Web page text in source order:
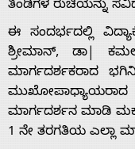
ತಿಂಡಿಗಳ ರುಚಿಯನ್ನು
ಈ ಸಂದರ್ಭದಲ್ಲಿ
ಶ್ರೀಮಾನ್, ಡಾ|
ಮಾರ್ಗದರ್ಶಕರಾದ
ಮುಖೋಪಾಧ್ಯಾಯರಾದ
ಮಾರ್ಗದರ್ಶನ ಮಾಡಿ
1 ನೇ ತರಗತಿಯ ಎಲ್ಲಾ